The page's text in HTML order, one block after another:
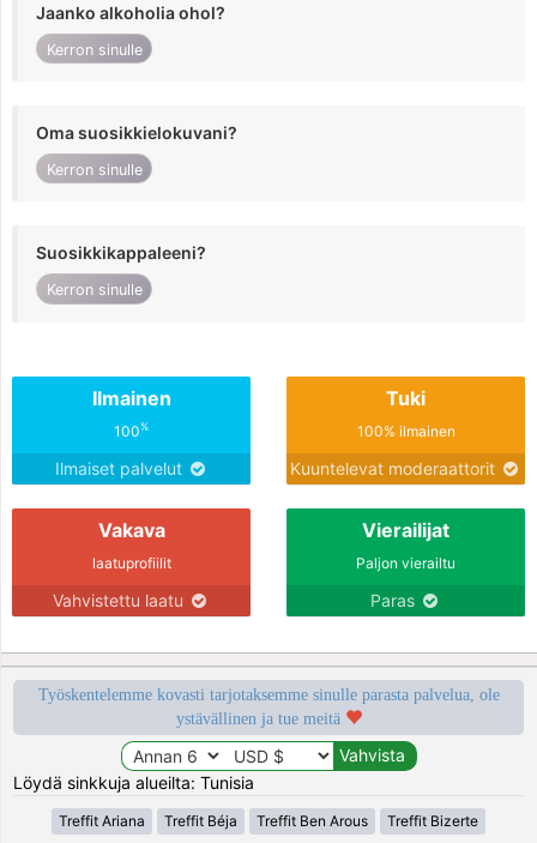
Jaanko alkoholia ohol?
Kerron sinulle
Oma suosikkielokuvani?
Kerron sinulle
Suosikkikappaleeni?
Kerron sinulle
Ilmainen
100%
Ilmaiset palvelut
Tuki
100% ilmainen
Kuuntelevat moderaattorit
Vakava
laatuprofiilit
Vahvistettu laatu
Vierailijat
Paljon vierailtu
Paras
Työskentelemme kovasti tarjotaksemme sinulle parasta palvelua, ole
ystävällinen ja tue meitä
Löydä sinkkuja alueilta: Tunisia
Treffit Ariana Treffit Béja Treffit Ben Arous Treffit Bizerte